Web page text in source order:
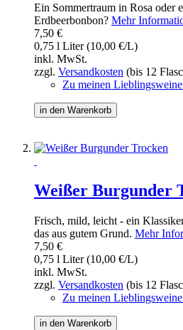
Ein Sommertraum in Rosa oder
Erdbeerbonbon? Mehr
7,50 €
0,75 l Liter (10,00 €/L)
inkl. MwSt.
zzgl. Versandkosten (bis 12
Zu meinen
in den Warenkorb
Weißer Burgunder
Frisch, mild, leicht - ein
das aus gutem Grund. Mehr
7,50 €
0,75 l Liter (10,00 €/L)
inkl. MwSt.
zzgl. Versandkosten (bis 12
Zu meinen
in den Warenkorb